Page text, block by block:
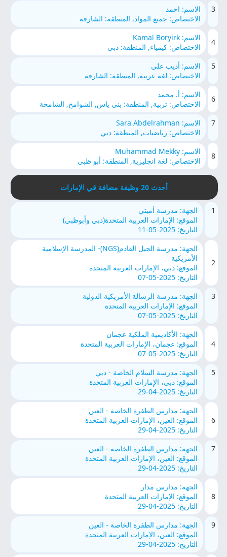
3
الاسم: احمد
الاختصاص: جميع المواد, المنطقة: الشارقة
4
الاسم: Kamal Boryirk
الاختصاص: كيمياء, المنطقة: دبي
5
الاسم: أديب علي
الاختصاص: لغة عربية, المنطقة: الشارقة
6
الاسم: أ. محمد
الاختصاص: تربية, المنطقة: بني ياس, الشوامخ, الشامخة
7
الاسم: Sara Abdelrahman
الاختصاص: رياضيات, المنطقة: دبي
8
الاسم: Muhammad Mekky
الاختصاص: لغة انجليزية, المنطقة: أبو ظبي
أحدث 20 وظيفة مضافة قي الإمارات
1
الجهة: مدرسة أميتي
الموقع: الإمارات العربية المتحدة(دبي وأبوظبي)
التاريخ: 2025-05-11
2
الجهة: مدرسة الجيل القادم(NGS)- المدرسة الإسلامية
الأمريكية
الموقع: دبي، الإمارات العربية المتحدة
التاريخ: 2025-05-07
3
الجهة: مدرسة الرسالة الأمريكية الدولية
الموقع: الإمارات العربية المتحدة
التاريخ: 2025-05-07
4
الجهة: الأكاديمية الملكية عجمان
الموقع: عجمان، الإمارات العربية المتحدة
التاريخ: 2025-05-07
5
الجهة: مدرسة السلام الخاصة - دبي
الموقع: دبي، الإمارات العربية المتحدة
التاريخ: 2025-04-29
6
الجهة: مدارس الظفرة الخاصة - العين
الموقع: العين، الإمارات العربية المتحدة
التاريخ: 2025-04-29
7
الجهة: مدارس الظفرة الخاصة - العين
الموقع: العين، الإمارات العربية المتحدة
التاريخ: 2025-04-29
8
الجهة: مدارس مدار
الموقع: الإمارات العربية المتحدة
التاريخ: 2025-04-29
9
الجهة: مدارس الظفرة الخاصة - العين
الموقع: العين، الإمارات العربية المتحدة
التاريخ: 2025-04-29